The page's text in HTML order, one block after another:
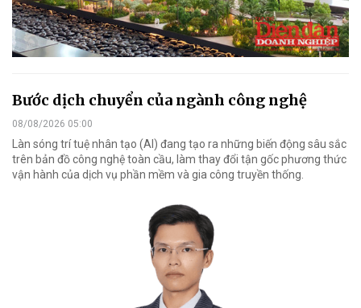
Bước dịch chuyển của ngành công nghệ
08/08/2026 05:00
Làn sóng trí tuệ nhân tạo (AI) đang tạo ra những biến động sâu sắc
trên bản đồ công nghệ toàn cầu, làm thay đổi tận gốc phương thức
vận hành của dịch vụ phần mềm và gia công truyền thống.